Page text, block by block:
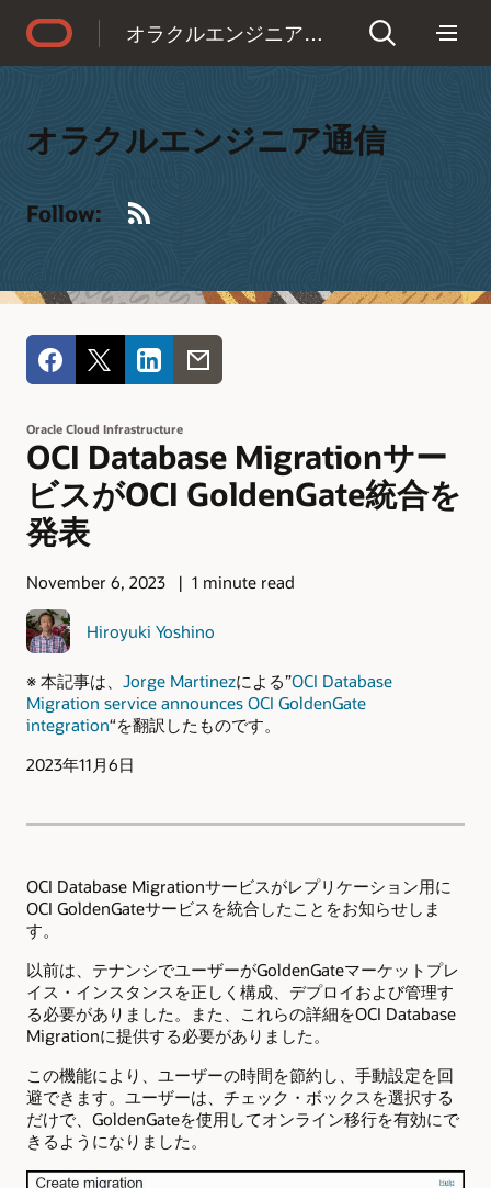
オラクルエンジニア通信
オラクルエンジニア通信
Follow:
Oracle Cloud Infrastructure
OCI Database Migrationサー
ビスがOCI GoldenGate統合を
発表
November 6, 2023 1 minute read
Hiroyuki Yoshino
※ 本記事は、 Jorge Martinezによる”OCI Database
Migration service announces OCI GoldenGate
integration“を翻訳したものです。
2023年11月6日
OCI Database Migrationサービスがレプリケーション用に
OCI GoldenGateサービスを統合したことをお知らせしま
す。
以前は、テナンシでユーザーがGoldenGateマーケットプレ
イス・インスタンスを正しく構成、デプロイおよび管理す
る必要がありました。また、これらの詳細をOCI Database
Migrationに提供する必要がありました。
この機能により、ユーザーの時間を節約し、手動設定を回
避できます。ユーザーは、チェック・ボックスを選択する
だけで、GoldenGateを使用してオンライン移行を有効にで
きるようになりました。